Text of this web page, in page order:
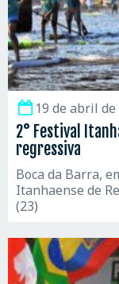
19 de abril de
2° Festival
regressiva
Boca da Barra,
Itanhaense de
(23)